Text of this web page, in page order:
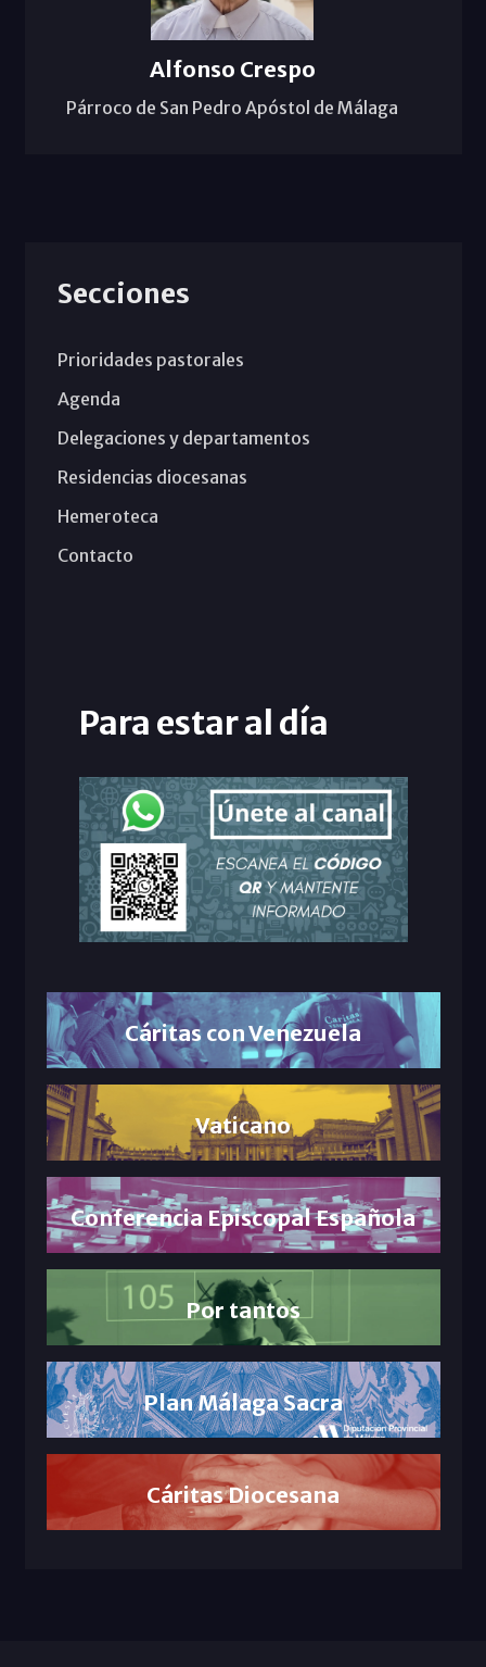
Alfonso Crespo
Párroco de San Pedro Apóstol de Málaga
Secciones
Prioridades pastorales
Agenda
Delegaciones y departamentos
Residencias diocesanas
Hemeroteca
Contacto
Para estar al día
Cáritas con Venezuela
Vaticano
Conferencia Episcopal Española
Por tantos
Plan Málaga Sacra
Cáritas Diocesana